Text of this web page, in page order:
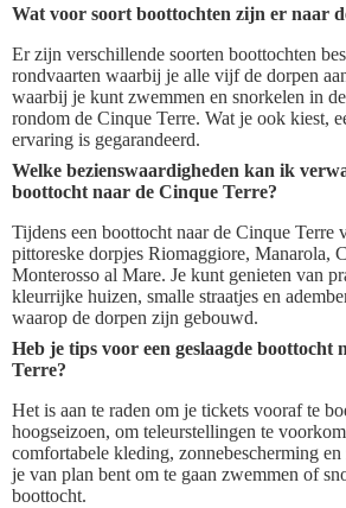
Wat voor soort boottochten zijn er naar
Er zijn verschillende soorten boottochten
rondvaarten waarbij je alle vijf de dorpen
waarbij je kunt zwemmen en snorkelen in
rondom de Cinque Terre. Wat je ook kiest,
ervaring is gegarandeerd.
Welke bezienswaardigheden kan ik
boottocht naar de Cinque Terre?
Tijdens een boottocht naar de Cinque Terre
pittoreske dorpjes Riomaggiore, Manarola,
Monterosso al Mare. Je kunt genieten van
kleurrijke huizen, smalle straatjes en
waarop de dorpen zijn gebouwd.
Heb je tips voor een geslaagde boottocht
Terre?
Het is aan te raden om je tickets vooraf te
hoogseizoen, om teleurstellingen te
comfortabele kleding, zonnebescherming
je van plan bent om te gaan zwemmen of
boottocht.